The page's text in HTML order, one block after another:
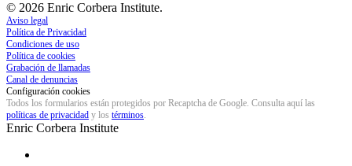
© 2026 Enric Corbera Institute.
Aviso legal
Política de Privacidad
Condiciones de uso
Política de cookies
Grabación de llamadas
Canal de denuncias
Configuración cookies
Todos los formularios están protegidos por Recaptcha de Google. Consulta aquí las
políticas de privacidad y los términos.
Enric Corbera Institute